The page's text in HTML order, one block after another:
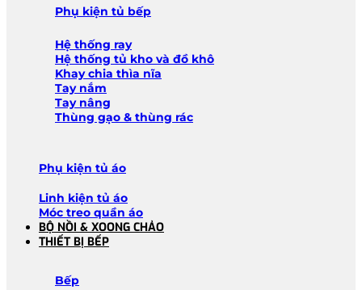
Phụ kiện tủ bếp
Hệ thống ray
Hệ thống tủ kho và đồ khô
Khay chia thìa nĩa
Tay nắm
Tay nâng
Thùng gạo & thùng rác
Phụ kiện tủ áo
Linh kiện tủ áo
Móc treo quần áo
BỘ NỒI & XOONG CHẢO
THIẾT BỊ BẾP
Bếp